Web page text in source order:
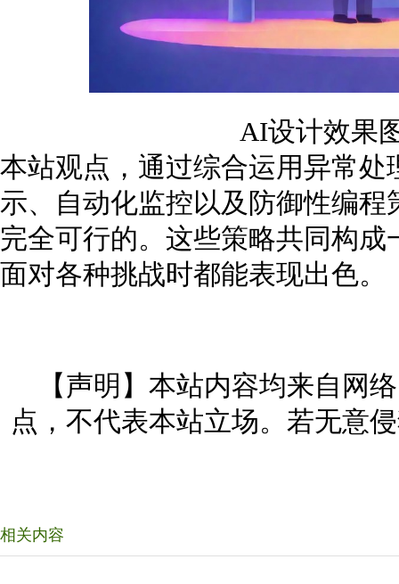
AI设计效果
本站观点，通过综合运用异常
示、自动化监控以及防御性编
完全可行的。这些策略共同构
面对各种挑战时都能表现出色。
【声明】本站内容均来自网
点，不代表本站立场。若无意
相关内容